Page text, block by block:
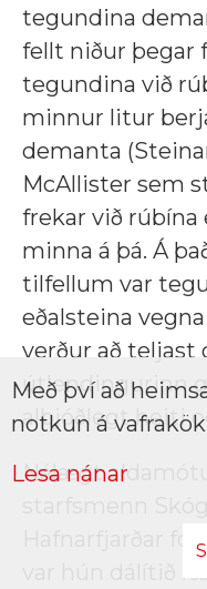
tegundina
fellt niður þegar
tegundina við
minnur litur
demanta
McAllister sem
frekar við
minna á þá. Á
tilfellum var
eðalsteina
verður að teljast
útlendingurinn
alþjóðlegt heiti
Nálægt
Hafnarfjarðar
var hún dálítið
Með því að
notkun á
Lesa nánar